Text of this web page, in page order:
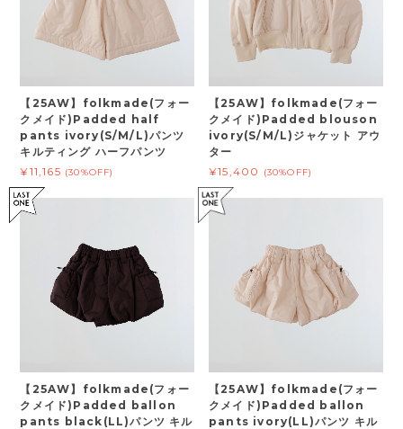
【25AW】folkmade(フォー
クメイド)Padded half
pants ivory(S/M/L)パンツ
キルティング ハーフパンツ
¥11,165 (30%OFF)
【25AW】folkmade(フォー
クメイド)Padded blouson
ivory(S/M/L)ジャケット アウ
ター
¥15,400
(30%OFF)
【25AW】folkmade(フォー
クメイド)Padded ballon
pants black(LL)パンツ キル
【25AW】folkmade(フォー
クメイド)Padded ballon
pants ivory(LL)パンツ キル